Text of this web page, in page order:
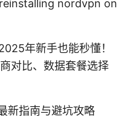
nordvpn on
年新手也能秒懂！
对比、数据套餐选择
新指南与避坑攻略